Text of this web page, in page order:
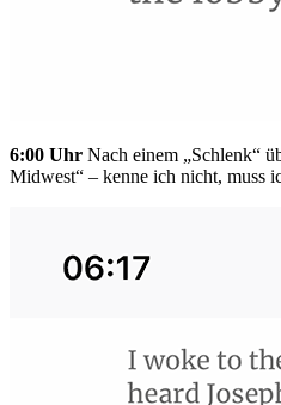
6:00 Uhr Nach einem „Schlenk“
Midwest“ – kenne ich nicht, muss